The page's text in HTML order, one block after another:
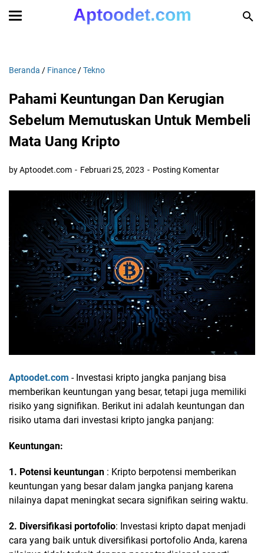
Beranda / Finance /Tekno
Pahami Keuntungan Dan Kerugian
Sebelum Memutuskan Untuk Membeli
Mata Uang Kripto
by Aptoodet.com Februari 25, 2023 Posting Komentar
Aptoodet.com - Investasi kripto jangka panjang bisa
memberikan keuntungan yang besar, tetapi juga memiliki
risiko yang signifikan. Berikut ini adalah keuntungan dan
risiko utama dari investasi kripto jangka panjang:
Keuntungan:
1. Potensi keuntungan : Kripto berpotensi memberikan
keuntungan yang besar dalam jangka panjang karena
nilainya dapat meningkat secara signifikan seiring waktu.
2. Diversifikasi portofolio: Investasi kripto dapat menjadi
cara yang baik untuk diversifikasi portofolio Anda, karena